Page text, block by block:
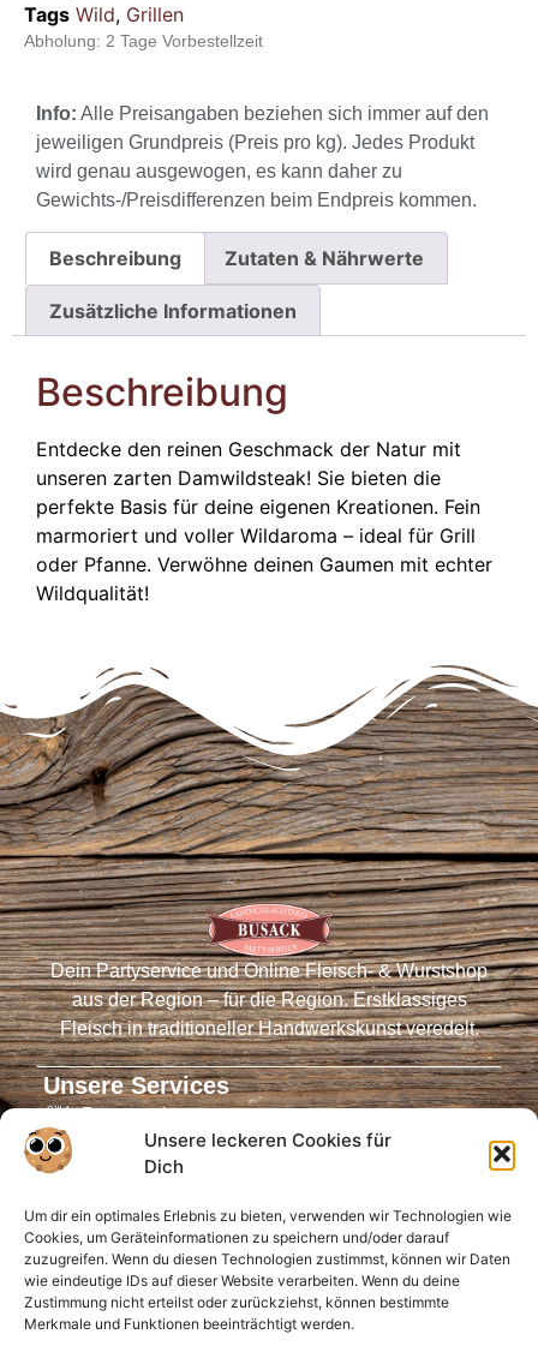
Unsere leckeren Cookies für
Dich
Um dir ein optimales Erlebnis zu bieten, verwenden wir Technologien wie
Cookies, um Geräteinformationen zu speichern und/oder darauf
zuzugreifen. Wenn du diesen Technologien zustimmst, können wir Daten
wie eindeutige IDs auf dieser Website verarbeiten. Wenn du deine
Zustimmung nicht erteilst oder zurückziehst, können bestimmte
Merkmale und Funktionen beeinträchtigt werden.
Tags Wild, Grillen
Abholung: 2 Tage Vorbestellzeit
Info: Alle Preisangaben beziehen sich immer auf den
jeweiligen Grundpreis (Preis pro kg). Jedes Produkt
wird genau ausgewogen, es kann daher zu
Gewichts-/Preisdifferenzen beim Endpreis kommen.
Beschreibung Zutaten & Nährwerte
Zusätzliche Informationen
Beschreibung
Entdecke den reinen Geschmack der Natur mit
unseren zarten Damwildsteak! Sie bieten die
perfekte Basis für deine eigenen Kreationen. Fein
marmoriert und voller Wildaroma – ideal für Grill
oder Pfanne. Verwöhne deinen Gaumen mit echter
Wildqualität!
Dein Partyservice und Online Fleisch- & Wurstshop
aus der Region – für die Region. Erstklassiges
Fleisch in traditioneller Handwerkskunst veredelt.
Unsere Services
Partyservice
Fleischautomaten
Virtueller Tresen
Öffnungszeiten
Infos für Dich
Anfahrt